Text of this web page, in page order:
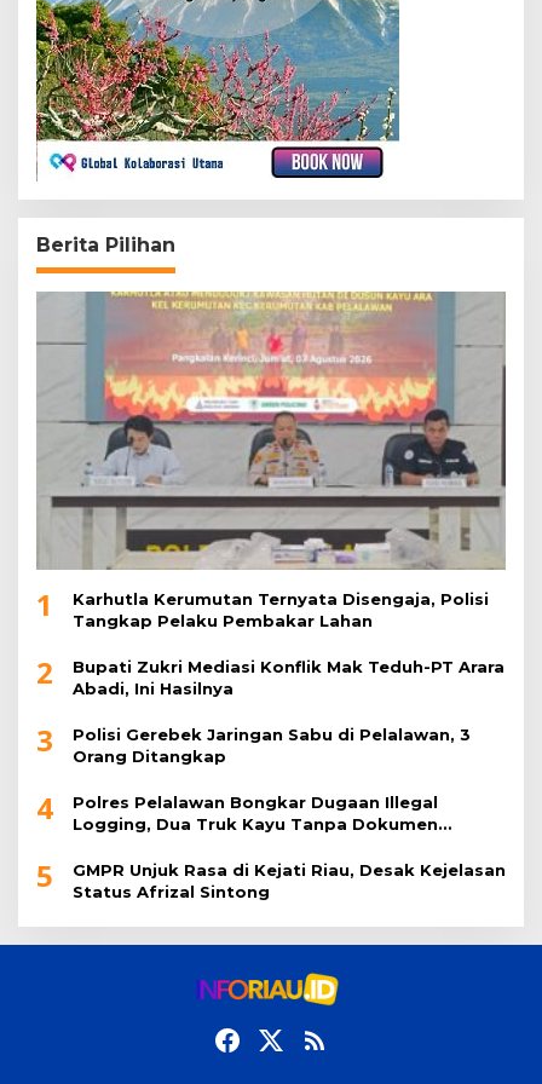
Berita Pilihan
1
Karhutla Kerumutan Ternyata Disengaja, Polisi
Tangkap Pelaku Pembakar Lahan
2
Bupati Zukri Mediasi Konflik Mak Teduh-PT Arara
Abadi, Ini Hasilnya
3
Polisi Gerebek Jaringan Sabu di Pelalawan, 3
Orang Ditangkap
4
Polres Pelalawan Bongkar Dugaan Illegal
Logging, Dua Truk Kayu Tanpa Dokumen
5
GMPR Unjuk Rasa di Kejati Riau, Desak Kejelasan
Status Afrizal Sintong